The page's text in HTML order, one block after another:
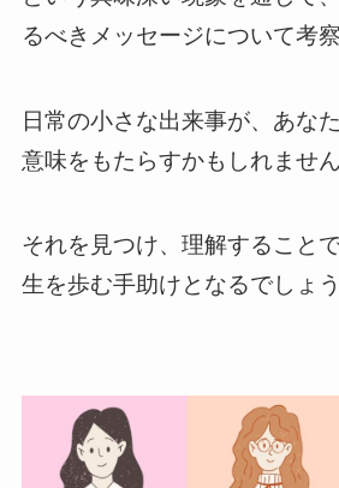
るべきメッセージについて考
日常の小さな出来事が、あな
意味をもたらすかもしれません
それを見つけ、理解すること
生を歩む手助けとなるでしょう